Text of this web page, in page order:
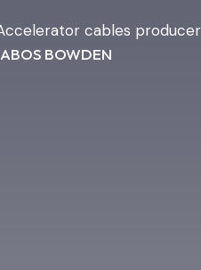
BOWDEN